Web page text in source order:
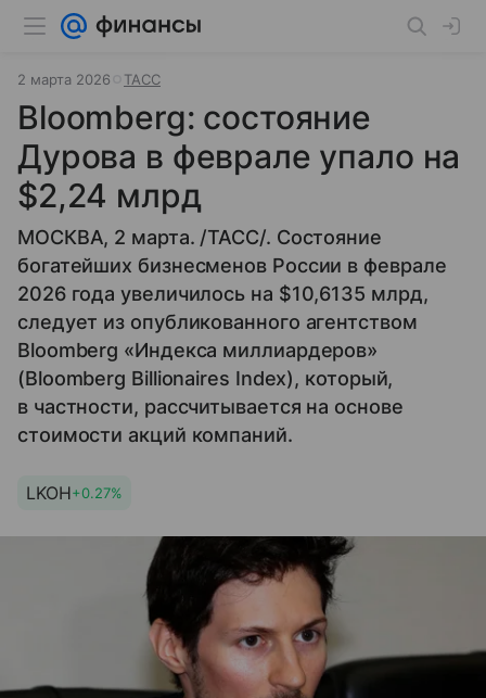
2 марта 2026 ТАСС
Bloomberg: состояние
Дурова в феврале упало на
$2,24 млрд
МОСКВА, 2 марта. /ТАСС/. Состояние
богатейших бизнесменов России в феврале
2026 года увеличилось на $10,6135 млрд,
следует из опубликованного агентством
Bloomberg «Индекса миллиардеров»
(Bloomberg Billionaires Index), который,
в частности, рассчитывается на основе
стоимости акций компаний.
LKOH+0.27%